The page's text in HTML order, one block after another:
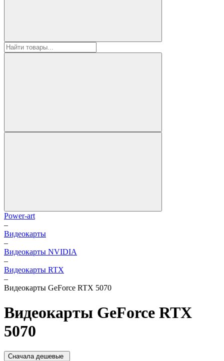
Power-art
–
Видеокарты
–
Видеокарты NVIDIA
–
Видеокарты RTX
–
Видеокарты GeForce RTX 5070
Видеокарты GeForce RTX
5070
Сначала дешевые